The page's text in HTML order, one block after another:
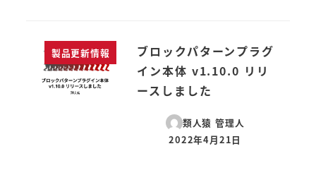
製品更新情報
ブロックパターンプラグ
イン本体 v1.10.0 リリ
ースしました
類人猿 管理人
投稿日
2022年4月21日